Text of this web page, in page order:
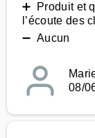
➕ Produit et
l’écoute des
➖ Aucun
08/